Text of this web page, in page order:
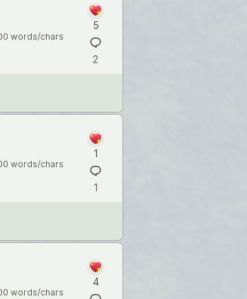
words/chars
5
2
words/chars
1
1
words/chars
4